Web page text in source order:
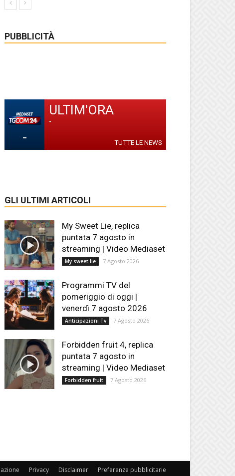
PUBBLICITÀ
-
ULTIM'ORA
-
TUTTE LE NEWS
GLI ULTIMI ARTICOLI
My Sweet Lie, replica
puntata 7 agosto in
streaming | Video Mediaset
My sweet lie 7 Agosto 2026
Programmi TV del
pomeriggio di oggi |
venerdì 7 agosto 2026
Anticipazioni Tv 7 Agosto 2026
Forbidden fruit 4, replica
puntata 7 agosto in
streaming | Video Mediaset
Forbidden fruit 7 Agosto 2026
Privacy Disclaimer Preferenze pubblicitarie